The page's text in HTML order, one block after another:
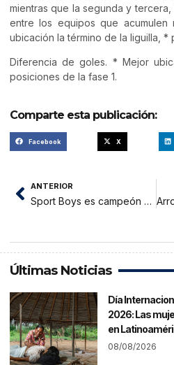
mientras que la segunda y
entre los equipos que acumulen
ubicación la término de la liguilla, *
Diferencia de goles. * Mejor
posiciones de la fase 1.
Comparte esta publicación:
Facebook X
ANTERIOR
Sport Boys es campeón de la Segunda División
Últimas Noticias
Día
2026: Las
en
08/08/2026